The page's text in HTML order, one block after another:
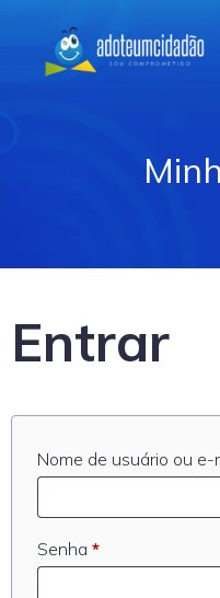
Entrar
Nome de usuário ou e-
Senha *Obrigatório